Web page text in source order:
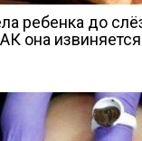
ребенка до
она